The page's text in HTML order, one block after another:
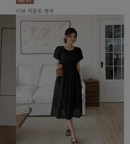
리뷰 카운트 영역